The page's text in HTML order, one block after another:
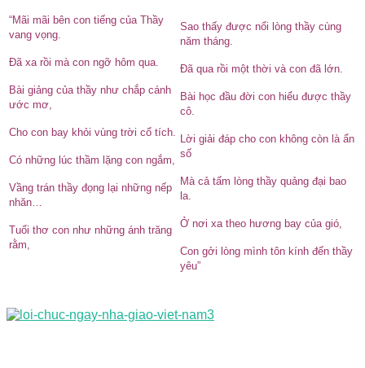
“Mãi mãi bên con tiếng của Thầy
vang vọng.
Đã xa rồi mà con ngỡ hôm qua.
Bài giảng của thầy như chắp cánh
ước mơ,
Cho con bay khỏi vùng trời cổ tích.
Có những lúc thầm lặng con ngắm,
Vầng trán thầy đọng lại những nếp
nhăn…
Tuổi thơ con như những ánh trăng
rằm,
Sao thấy được nổi lòng thầy cùng
năm tháng.
Đã qua rồi một thời và con đã lớn.
Bài học đầu đời con hiểu được thầy
cô.
Lời giải đáp cho con không còn là ẩn
số
Mà cả tấm lòng thầy quảng đại bao
la.
Ở nơi xa theo hương bay của gió,
Con gởi lòng mình tôn kính đến thầy
yêu”